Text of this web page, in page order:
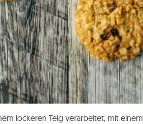
lockeren Teig verarbeitet, mit